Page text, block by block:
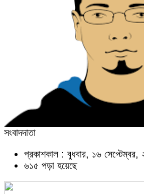
সংবাদদাতা
প্রকাশকাল : বুধবার, ১৬ সেপ্টেম্বর,
৬১৫ পড়া হয়েছে